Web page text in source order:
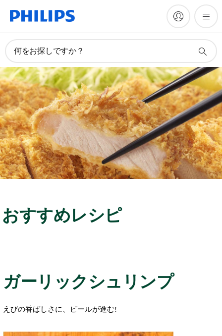
何をお探しですか？
おすすめレシピ
ガーリックシュリンプ
えびの香ばしさに、ビールが進む!